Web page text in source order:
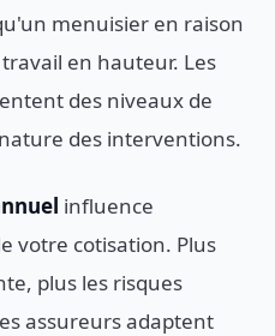
menuisier en raison
en hauteur. Les
des niveaux de
des interventions.
influence
votre cotisation. Plus
plus les risques
assureurs adaptent